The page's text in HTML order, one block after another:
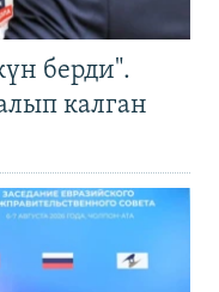
берди".
калган